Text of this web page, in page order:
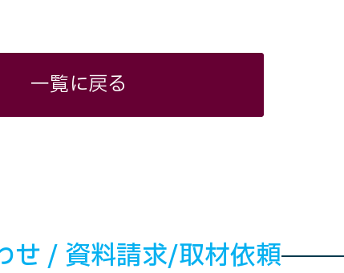
一覧に戻る
せ / 資料請求/取材依頼